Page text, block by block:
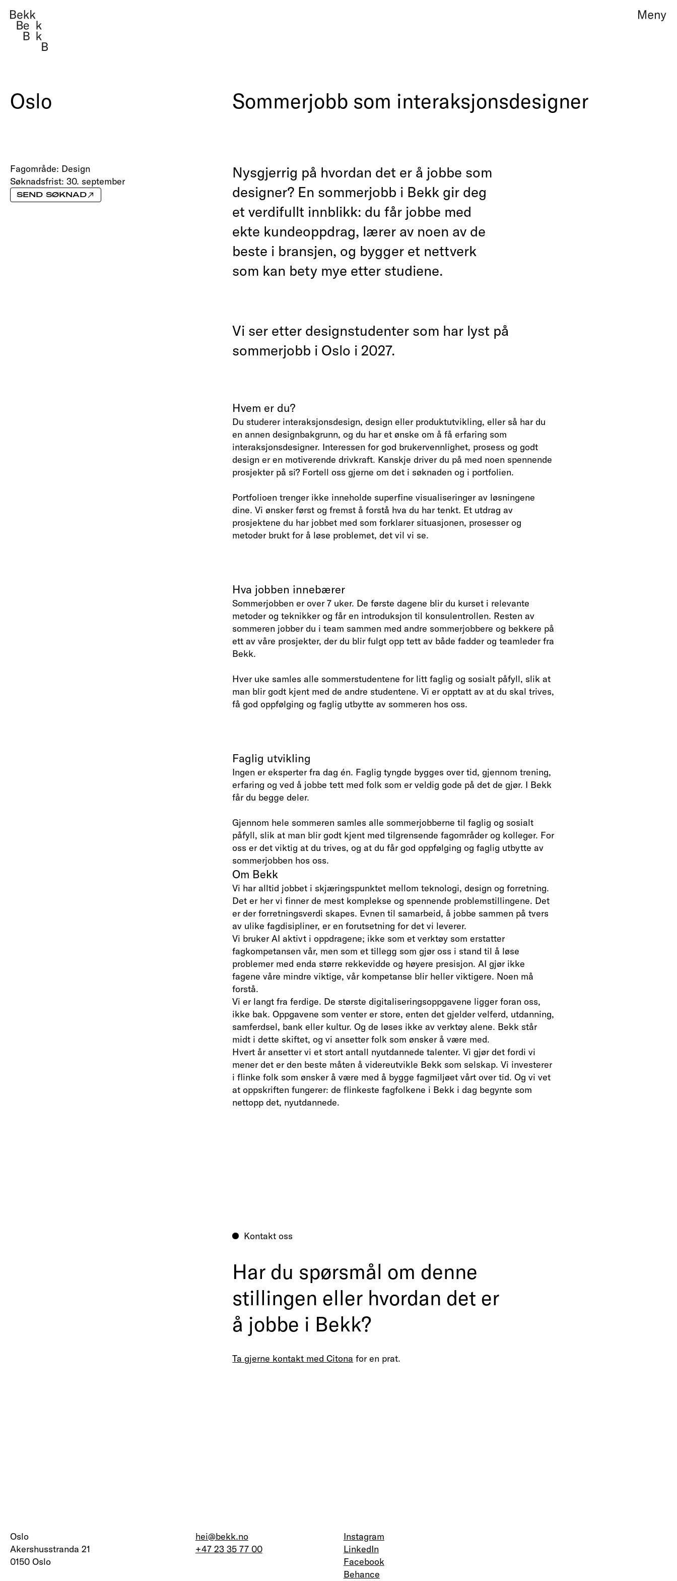
Fag i Bekk
Jobb
Oslo Sommerjobb som interaksjonsdesigner
Fagområde: Design
Søknadsfrist: 30. september
SEND SØKNAD
Nysgjerrig på hvordan det er å jobbe som
designer? En sommerjobb i Bekk gir deg
et verdifullt innblikk: du får jobbe med
ekte kundeoppdrag, lærer av noen av de
beste i bransjen, og bygger et nettverk
som kan bety mye etter studiene.
Vi ser etter designstudenter som har lyst på
sommerjobb i Oslo i 2027.
Hvem er du?
Du studerer interaksjonsdesign, design eller produktutvikling, eller så har du
en annen designbakgrunn, og du har et ønske om å få erfaring som
interaksjonsdesigner. Interessen for god brukervennlighet, prosess og godt
design er en motiverende drivkraft. Kanskje driver du på med noen spennende
prosjekter på si? Fortell oss gjerne om det i søknaden og i portfolien.
Portfolioen trenger ikke inneholde superfine visualiseringer av løsningene
dine. Vi ønsker først og fremst å forstå hva du har tenkt. Et utdrag av
prosjektene du har jobbet med som forklarer situasjonen, prosesser og
metoder brukt for å løse problemet, det vil vi se.
Hva jobben innebærer
Sommerjobben er over 7 uker. De første dagene blir du kurset i relevante
metoder og teknikker og får en introduksjon til konsulentrollen. Resten av
sommeren jobber du i team sammen med andre sommerjobbere og bekkere på
ett av våre prosjekter, der du blir fulgt opp tett av både fadder og teamleder fra
Bekk.
Hver uke samles alle sommerstudentene for litt faglig og sosialt påfyll, slik at
man blir godt kjent med de andre studentene. Vi er opptatt av at du skal trives,
få god oppfølging og faglig utbytte av sommeren hos oss.
Faglig utvikling
Ingen er eksperter fra dag én. Faglig tyngde bygges over tid, gjennom trening,
erfaring og ved å jobbe tett med folk som er veldig gode på det de gjør. I Bekk
får du begge deler.
Gjennom hele sommeren samles alle sommerjobberne til faglig og sosialt
påfyll, slik at man blir godt kjent med tilgrensende fagområder og kolleger. For
oss er det viktig at du trives, og at du får god oppfølging og faglig utbytte av
sommerjobben hos oss.
Om Bekk
Vi har alltid jobbet i skjæringspunktet mellom teknologi, design og forretning.
Det er her vi finner de mest komplekse og spennende problemstillingene. Det
er der forretningsverdi skapes. Evnen til samarbeid, å jobbe sammen på tvers
av ulike fagdisipliner, er en forutsetning for det vi leverer.
Vi bruker AI aktivt i oppdragene; ikke som et verktøy som erstatter
fagkompetansen vår, men som et tillegg som gjør oss i stand til å løse
problemer med enda større rekkevidde og høyere presisjon. AI gjør ikke
fagene våre mindre viktige, vår kompetanse blir heller viktigere. Noen må
forstå.
Vi er langt fra ferdige. De største digitaliseringsoppgavene ligger foran oss,
ikke bak. Oppgavene som venter er store, enten det gjelder velferd, utdanning,
samferdsel, bank eller kultur. Og de løses ikke av verktøy alene. Bekk står
midt i dette skiftet, og vi ansetter folk som ønsker å være med.
Hvert år ansetter vi et stort antall nyutdannede talenter. Vi gjør det fordi vi
mener det er den beste måten å videreutvikle Bekk som selskap. Vi investerer
i flinke folk som ønsker å være med å bygge fagmiljøet vårt over tid. Og vi vet
at oppskriften fungerer: de flinkeste fagfolkene i Bekk i dag begynte som
nettopp det, nyutdannede.
Kontakt oss
Har du spørsmål om denne
stillingen eller hvordan det er
å jobbe i Bekk?
Ta gjerne kontakt medCitona for en prat.
Oslo
Akershusstranda 21
0150 Oslo
hei@bekk.no
+47 23 35 77 00
Instagram
LinkedIn
Facebook
Behance